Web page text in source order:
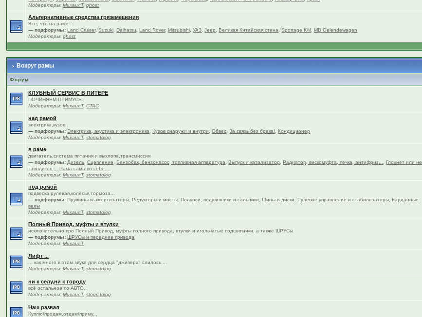
Модераторы:МихаилТ,ghost
Альтернативные средства гряземешения
Все, что на раме ...
— подфорумы: Land Cruiser,Suzuki ,Daihatsu ,Land Rover,Mitsubishi ,УАЗ ,Jeep ,Великая Китайская стена ,Sportage KM ,MB Gelendewagen
Модераторы:ghost
Вокруг рамы
Форум
КЛУБНЫЙ СЕРВИС В ПИТЕРЕ
ПОЧИНЯЕМ ПРИМУСЫ
Модераторы:МихаилТ,CTAC
над рамой
электрика,кузов..
— подфорумы: Электрика, акустика и электроника ,Кузов снаружи и внутри ,Обвес ,За связь без брака! ,Кондиционер
Модераторы:МихаилТ,stomatolog
в раме
двигатель,система питания и выхлопа,трансмиссия
— подфорумы: Дизель ,Сцепление ,Бензобак, бензонасос, топливная аппаратура ,Выпуск и катализатор ,Радиатор, вискомуфта, печка, антифриз... ,Глохнет или не
заводится...
,Рама сама по себе....
Модераторы:МихаилТ,stomatolog
под рамой
подвеска,рулевая,колёсья,тормоза...
— подфорумы: Пружины и амортизаторы ,Редукторы и мосты ,Полуоси, подшипники и сальники ,Шины и диски ,Рулевое управление и стабилизаторы ,Карданные
валы
Модераторы:МихаилТ,stomatolog
Полный Привод, муфты и втулки
исключительно про Полный Привод, муфты полного привода, втулки и игольчатые подшипники, а также ШРУСы
— подфорумы: ШРУСы и передние привода
Модераторы:МихаилТ
Лифт ...
... как много в этом звуке для сердца "джипера" слилось ...
Модераторы:МихаилТ,stomatolog
ни к селу,ни к городу
всё остальное по АВТО..
Модераторы:МихаилТ,stomatolog
Наш развал
Куплю/продам,отдам/приму...